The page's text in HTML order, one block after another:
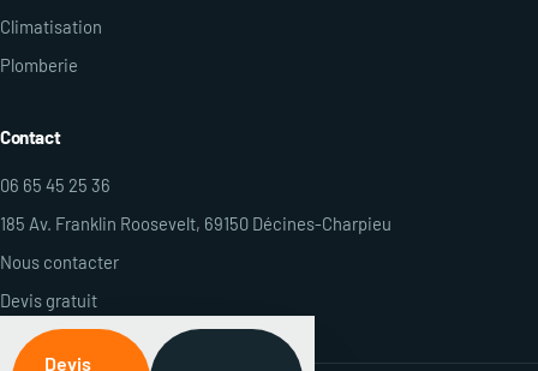
Climatisation
Plomberie
Contact
06 65 45 25 36
185 Av. Franklin Roosevelt, 69150 Décines-Charpieu
Nous contacter
Devis gratuit
Devis